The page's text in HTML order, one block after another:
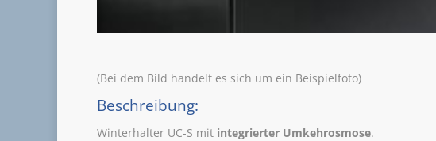
(Bei dem Bild handelt es sich um ein Beispielfoto)
Beschreibung:
Winterhalter UC-S mit integrierter Umkehrosmose.